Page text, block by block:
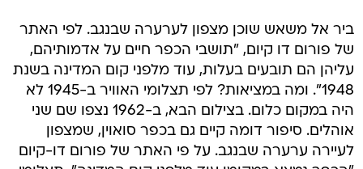
ביר אל משאש שוכן מצפון לערערה שבנגב. לפי האתר
של פורום דו קיום, "תושבי הכפר חיים על אדמותיהם,
עליהן הם תובעים בעלות, עוד מלפני קום המדינה בשנת
1948". ומה במציאות? לפי תצלומי האוויר ב-1945 לא
היה במקום כלום. בצילום הבא, ב-1962 נצפו שם שני
אוהלים. סיפור דומה קיים גם בכפר סואוין, שמצפון
לעיירה ערערה שבנגב. על פי האתר של פורום דו-קיום